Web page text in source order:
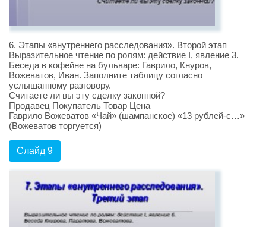
6. Этапы «внутреннего расследования». Второй этап
Выразительное чтение по ролям: действие I, явление 3.
Беседа в кофейне на бульваре: Гаврило, Кнуров,
Вожеватов, Иван. Заполните таблицу согласно
услышанному разговору.
Считаете ли вы эту сделку законной?
Продавец Покупатель Товар Цена
Гаврило Вожеватов «Чай» (шампанское) «13 рублей-с…»
(Вожеватов торгуется)
Слайд 9